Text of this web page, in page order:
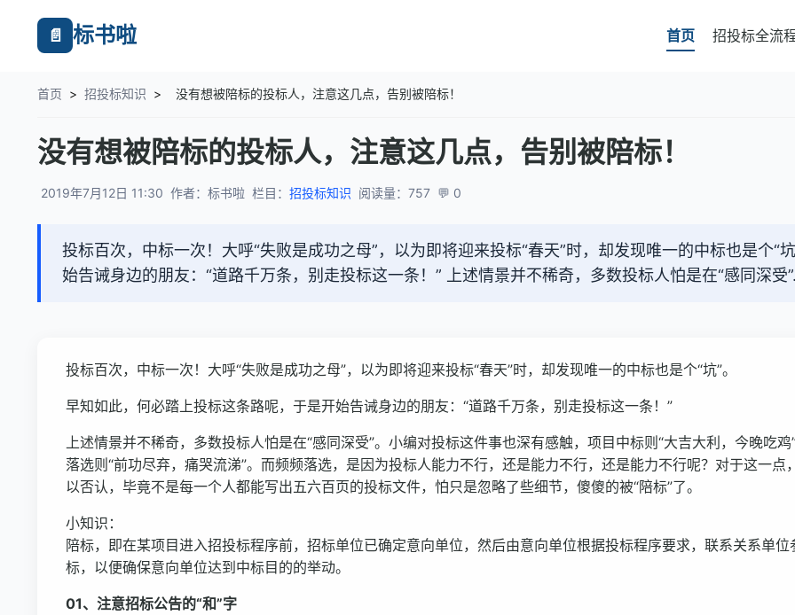
📄 标书啦 首页 招投标全流
首页 > 招投标知识 > 没有想被陪标的投标人，注意这几点，告别被陪标！
没有想被陪标的投标人，注意这几点，告别被陪标！
2019年7月12日 11:30 作者：标书啦 栏目： 招投标知识 阅读量：757 💬 0
投标百次，中标一次！大呼“失败是成功之母”，以为即将迎来投标“春天”时，却发现唯一的中标也是个“
始告诫身边的朋友：“道路千万条，别走投标这一条！” 上述情景并不稀奇，多数投标人怕是在“感同深受
投标百次，中标一次！大呼“失败是成功之母”，以为即将迎来投标“春天”时，却发现唯一的中标也是个“坑”。
早知如此，何必踏上投标这条路呢，于是开始告诫身边的朋友：“道路千万条，别走投标这一条！”
上述情景并不稀奇，多数投标人怕是在“感同深受”。小编对投标这件事也深有感触，项目中标则“大吉大利，今晚吃鸡
落选则“前功尽弃，痛哭流涕”。而频频落选，是因为投标人能力不行，还是能力不行，还是能力不行呢？对于这一点
以否认，毕竟不是每一个人都能写出五六百页的投标文件，怕只是忽略了些细节，傻傻的被“陪标”了。
小知识：
陪标，即在某项目进入招投标程序前，招标单位已确定意向单位，然后由意向单位根据投标程序要求，联系关系单位
标，以便确保意向单位达到中标目的的举动。
01、注意招标公告的“和”字